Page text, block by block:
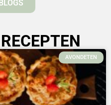
AVONDETEN